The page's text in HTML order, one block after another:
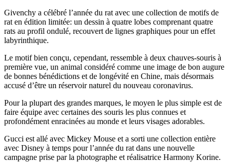
Givenchy a célébré l’année du rat avec une collection de motifs de
rat en édition limitée: un dessin à quatre lobes comprenant quatre
rats au profil ondulé, recouvert de lignes graphiques pour un effet
labyrinthique.
Le motif bien conçu, cependant, ressemble à deux chauves-souris à
première vue, un animal considéré comme une image de bon augure
de bonnes bénédictions et de longévité en Chine, mais désormais
accusé d’être un réservoir naturel du nouveau coronavirus.
Pour la plupart des grandes marques, le moyen le plus simple est de
faire équipe avec certaines des souris les plus connues et
profondément enracinées au monde et leurs visages adorables.
Gucci est allé avec Mickey Mouse et a sorti une collection entière
avec Disney à temps pour l’année du rat dans une nouvelle
campagne prise par la photographe et réalisatrice Harmony Korine.